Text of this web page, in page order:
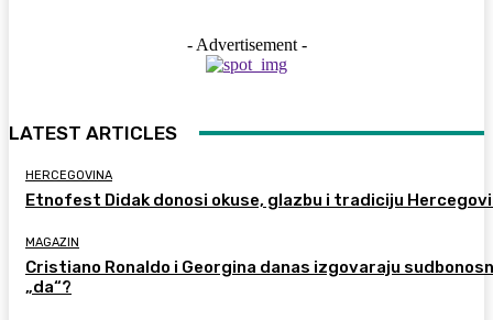
- Advertisement -
LATEST ARTICLES
HERCEGOVINA
Etnofest Didak donosi okuse, glazbu i tradiciju
MAGAZIN
Cristiano Ronaldo i Georgina danas izgovaraju
„da“?